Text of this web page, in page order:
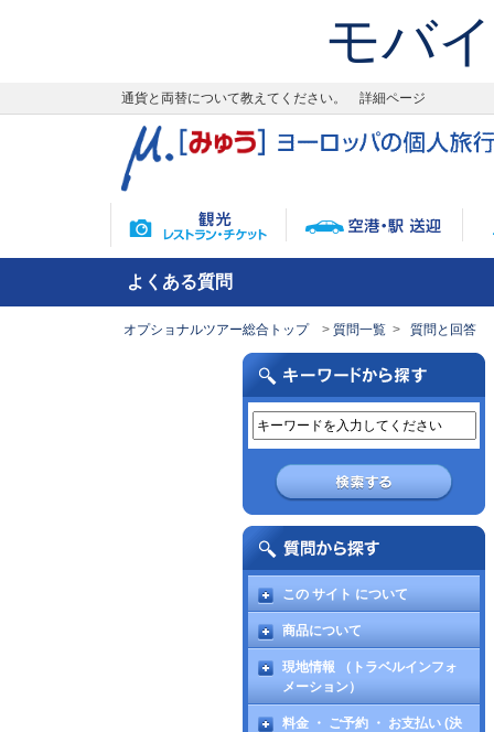
モバ
通貨と両替について教えてください。 詳細ページ
よくある質問
オプショナルツアー総合トップ 質問一覧 質問と回答
この サイト について
商品について
現地情報 （トラベルインフォ
メーション）
料金 ・ ご予約 ・ お支払い (決